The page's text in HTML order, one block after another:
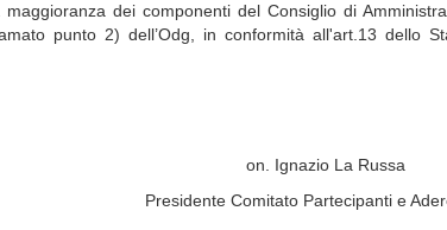
dei componenti del Consiglio di
punto 2) dell’Odg, in conformità all'art.13 dello
Ignazio La Russa
Comitato Partecipanti e